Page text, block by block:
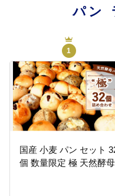
パン
1
国産 小麦 パン セット
個 数量限定 極 天然酵母